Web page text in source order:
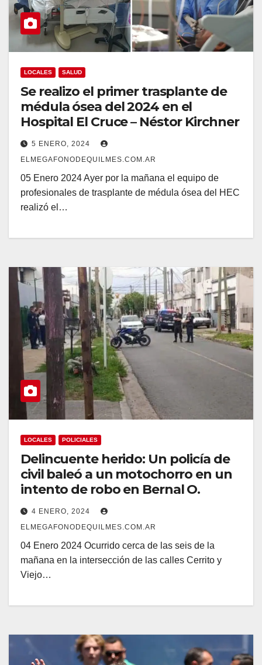
LOCALES SALUD
Se realizo el primer trasplante de
médula ósea del 2024 en el
Hospital El Cruce – Néstor Kirchner
5 ENERO, 2024
ELMEGAFONODEQUILMES.COM.AR
05 Enero 2024 Ayer por la mañana el equipo de
profesionales de trasplante de médula ósea del HEC
realizó el…
LOCALES POLICIALES
Delincuente herido: Un policía de
civil baleó a un motochorro en un
intento de robo en Bernal O.
4 ENERO, 2024
ELMEGAFONODEQUILMES.COM.AR
04 Enero 2024 Ocurrido cerca de las seis de la
mañana en la intersección de las calles Cerrito y
Viejo…